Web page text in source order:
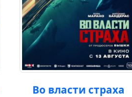
Во власти страха